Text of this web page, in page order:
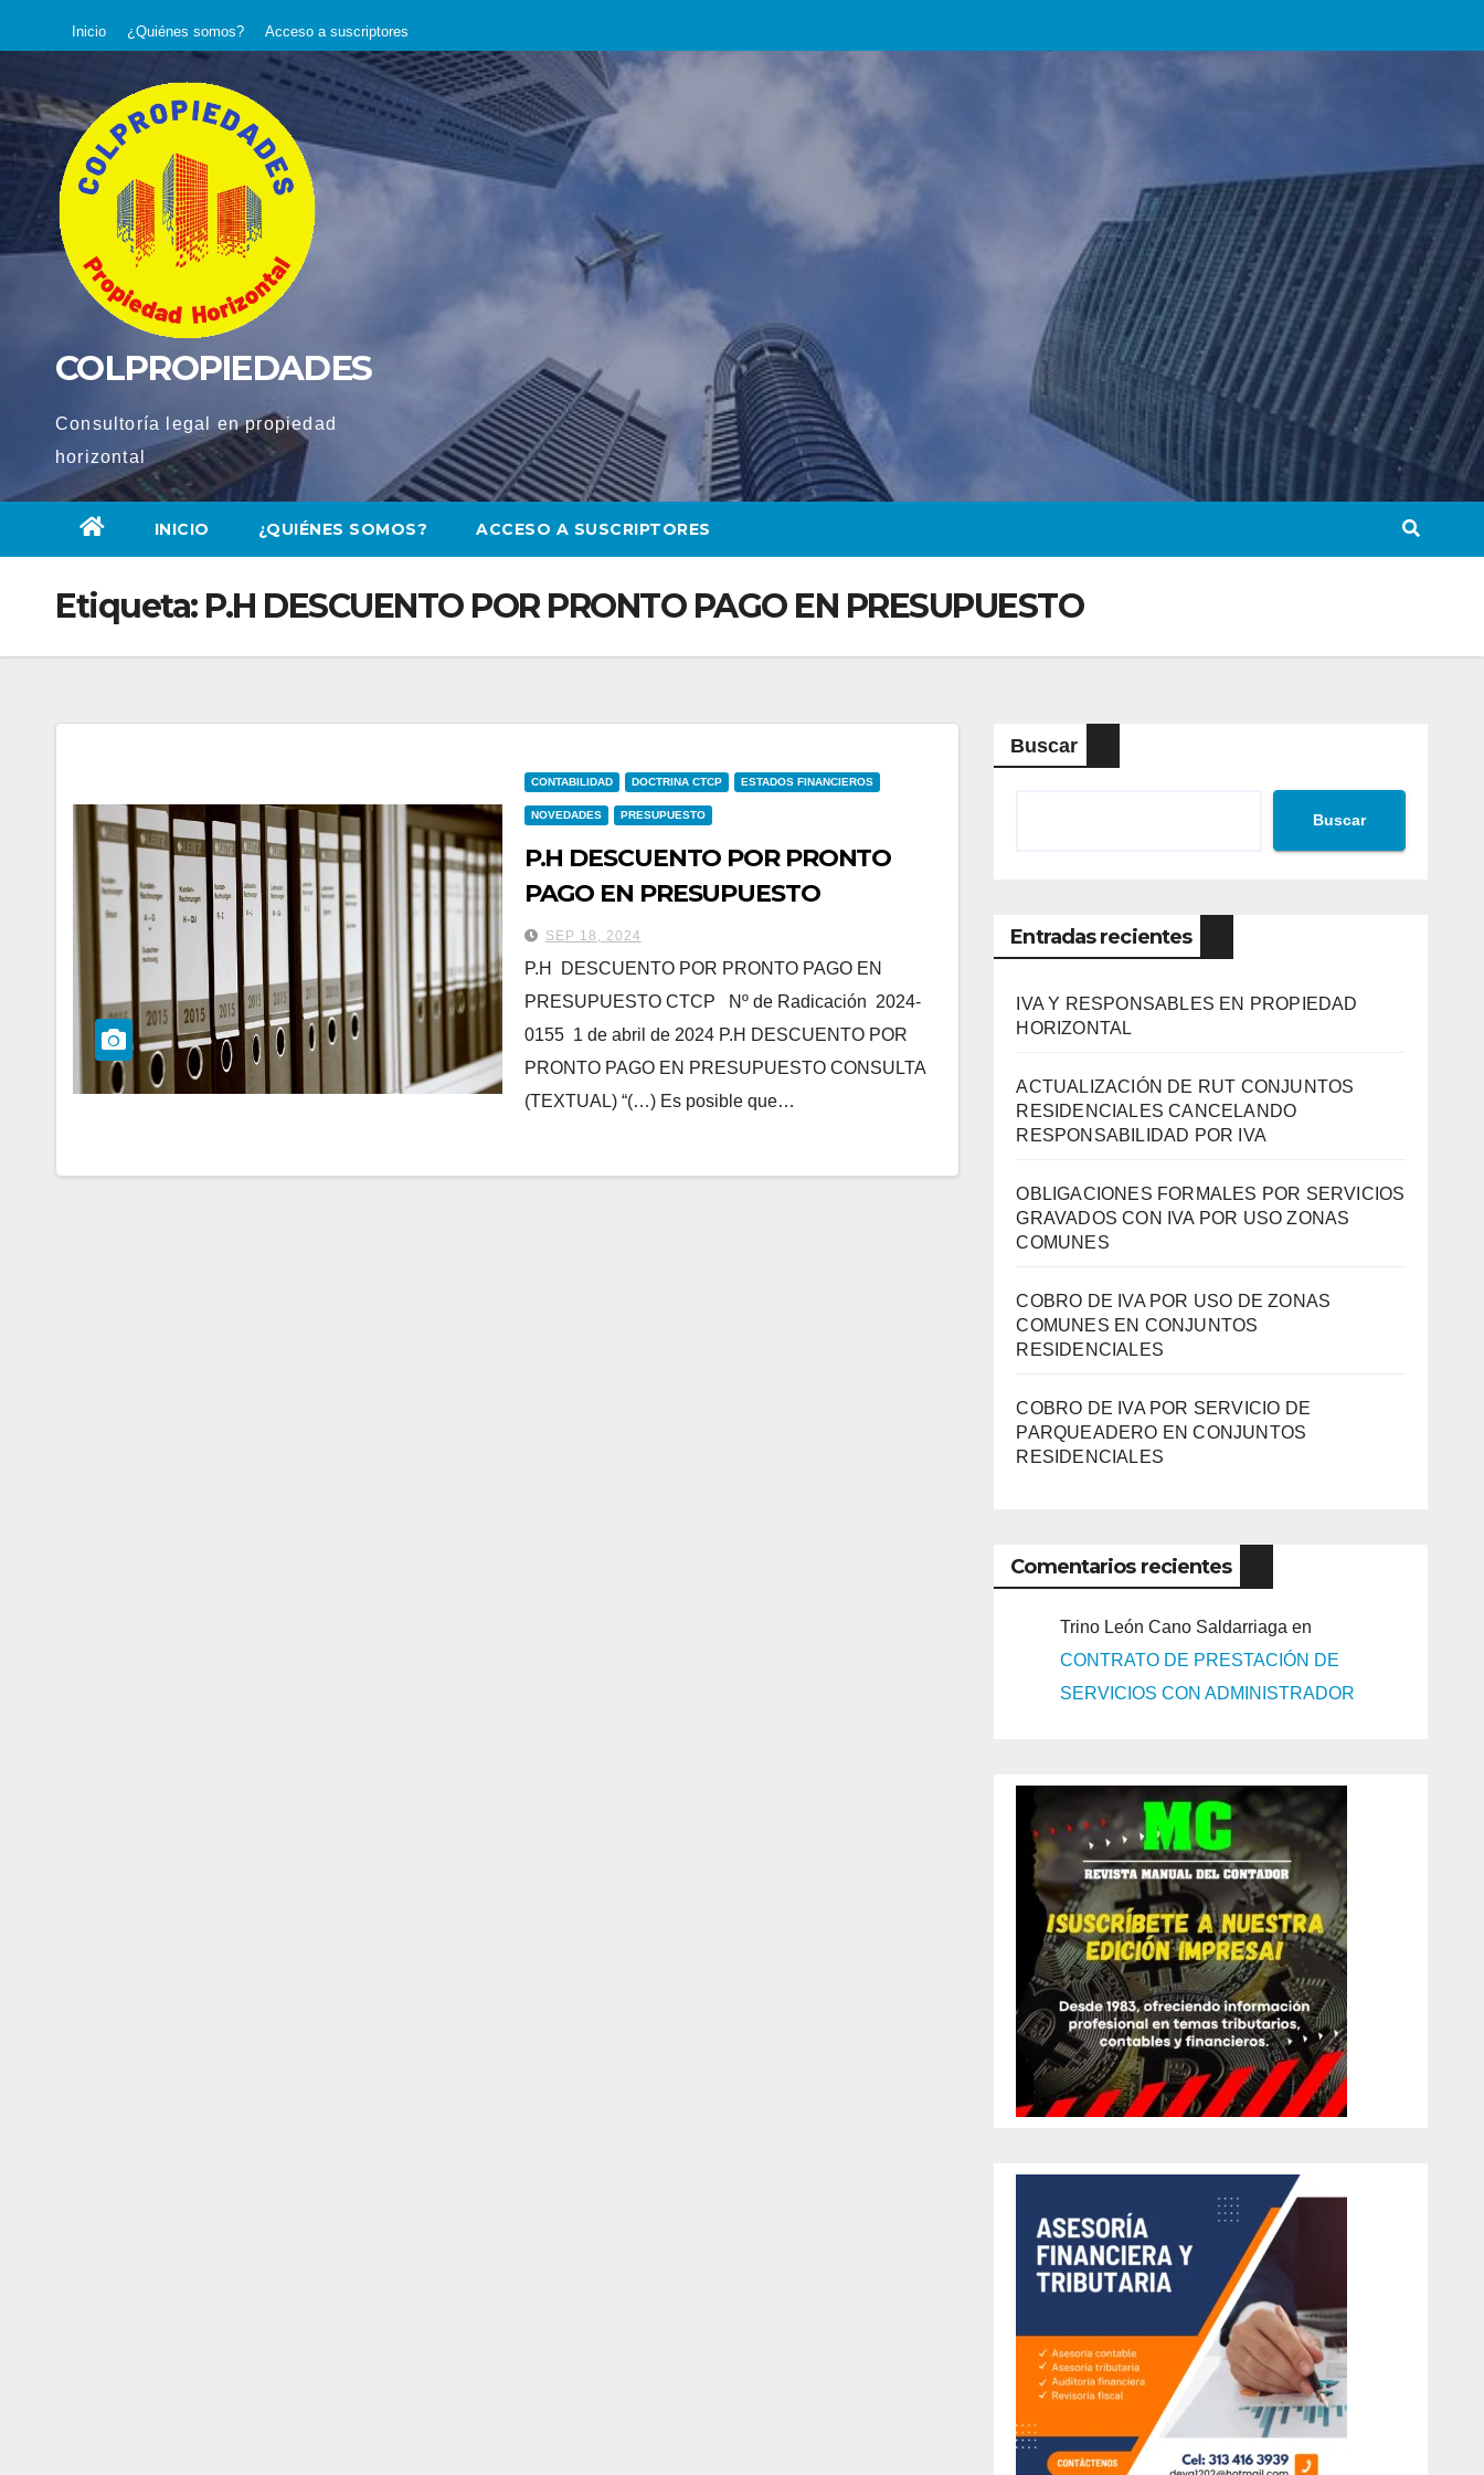
al
Inicio ¿Quiénes somos? Acceso a suscriptores
COLPROPIEDADES
Consultoría legal en propiedad
horizontal
INICIO ¿QUIÉNES SOMOS? ACCESO A SUSCRIPTORES
Etiqueta: P.H DESCUENTO POR PRONTO PAGO EN PRESUPUESTO
CONTABILIDAD DOCTRINA CTCP ESTADOS FINANCIEROS
NOVEDADES PRESUPUESTO
P.H DESCUENTO POR PRONTO
PAGO EN PRESUPUESTO
SEP 18, 2024
P.H DESCUENTO POR PRONTO PAGO EN
PRESUPUESTO CTCP Nº de Radicación 2024-
0155 1 de abril de 2024 P.H DESCUENTO POR
PRONTO PAGO EN PRESUPUESTO CONSULTA
(TEXTUAL) “(…) Es posible que…
Buscar
Buscar
Entradas recientes
IVA Y RESPONSABLES EN PROPIEDAD
HORIZONTAL
ACTUALIZACIÓN DE RUT CONJUNTOS
RESIDENCIALES CANCELANDO
RESPONSABILIDAD POR IVA
OBLIGACIONES FORMALES POR SERVICIOS
GRAVADOS CON IVA POR USO ZONAS
COMUNES
COBRO DE IVA POR USO DE ZONAS
COMUNES EN CONJUNTOS
RESIDENCIALES
COBRO DE IVA POR SERVICIO DE
PARQUEADERO EN CONJUNTOS
RESIDENCIALES
Comentarios recientes
Trino León Cano Saldarriaga en
CONTRATO DE PRESTACIÓN DE
SERVICIOS CON ADMINISTRADOR